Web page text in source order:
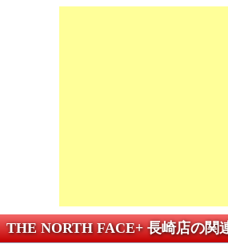
THE NORTH FACE+ 長崎店の関